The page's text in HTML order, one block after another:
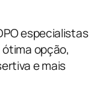
especialistas
opção,
e mais